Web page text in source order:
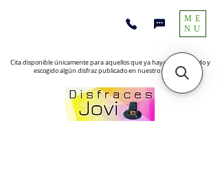
Cita disponible únicamente para aquellos que ya hayan encontrado y
escogido algún disfraz publicado en nuestro sitio web
ME
NU